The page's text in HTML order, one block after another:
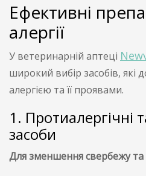
Ефективні
алергії
У ветеринарній аптеці
широкий вибір засобів, які
алергією та її проявами.
1. Протиалергічні
засоби
Для зменшення свербежу та